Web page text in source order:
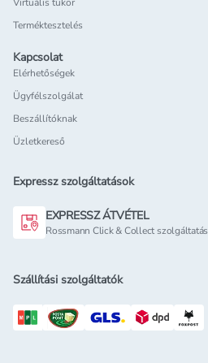
Virtuális tükör
Terméktesztelés
Kapcsolat
Elérhetőségek
Ügyfélszolgálat
Beszállítóknak
Üzletkereső
Expressz szolgáltatások
EXPRESSZ ÁTVÉTEL
Rossmann Click & Collect szolgáltatás
Szállítási szolgáltatók